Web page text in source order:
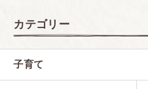
カテゴリー
子育て